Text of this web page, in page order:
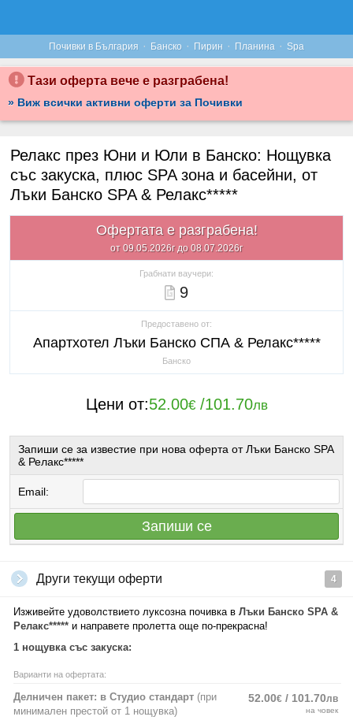
Почивки в България · Банско · Пирин · Планина · Spa
Тази оферта вече е разграбена!
» Виж всички активни оферти за Почивки
Релакс през Юни и Юли в Банско: Нощувка
със закуска, плюс SPA зона и басейни, от
Лъки Банско SPA & Релакс*****
Офертата е разграбена!
от 09.05.2026г до 08.07.2026г
Грабнати ваучери:
9
Предоставено от:
Апартхотел Лъки Банско СПА & Релакс*****
Банско
Цени от:52.00€/101.70лв
Запиши се за известие при нова оферта от Лъки Банско SPA
& Релакс*****
Email:
Запиши се
Други текущи оферти 4
Изживейте удоволствието луксозна почивка в Лъки Банско SPA &
Релакс***** и направете пролетта още по-прекрасна!
1 нощувка със закуска:
Варианти на офертата:
Делничен пакет: в Студио стандарт (при
минимален престой от 1 нощувка)
52.00€ / 101.70лв
на човек